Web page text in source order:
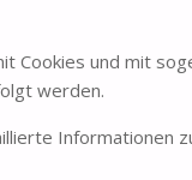
Cookies und mit
werden.
Informationen